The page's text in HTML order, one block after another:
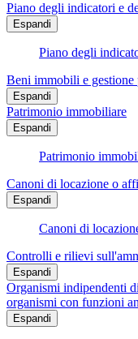
Piano degli indicatori e
Espandi
Piano degli
Beni immobili e gestione
Espandi
Patrimonio immobiliare
Espandi
Patrimonio
Canoni di locazione o
Espandi
Canoni di
Controlli e rilievi
Espandi
Organismi indipendenti
organismi con funzioni
Espandi